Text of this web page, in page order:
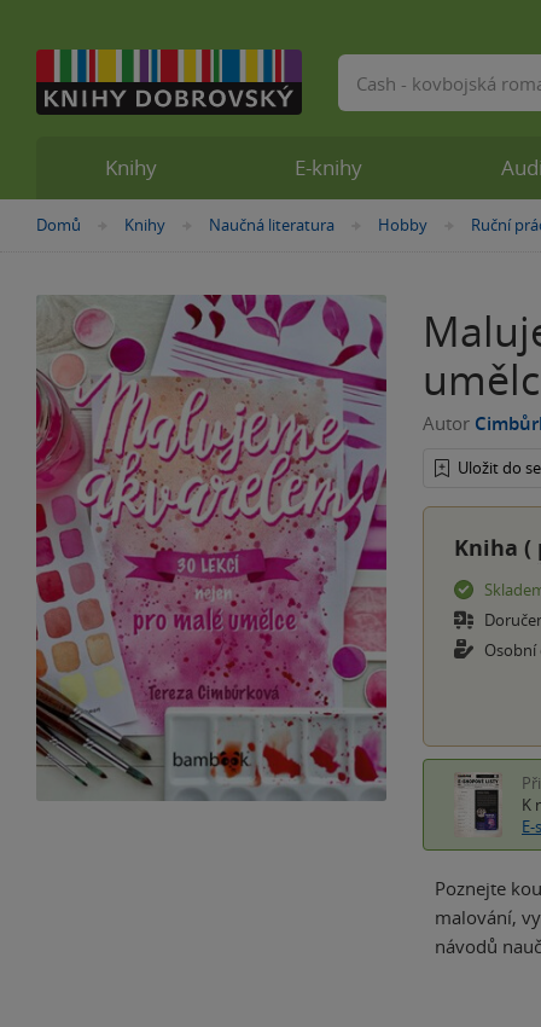
Nacházíte
Domů »
Knihy »
Naučná literatura »Hobby »
Ruční
Autor
Uložit do
Kniha (
K
Poznejte
malování,
návodů
Knihy E-knihy
Vyhledávání